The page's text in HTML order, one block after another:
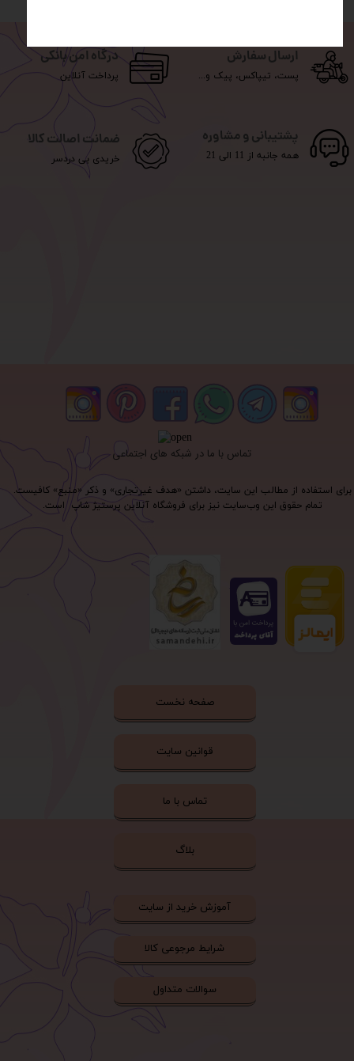
برای استفاده از مطالب این سایت، داشتن «هدف غیرتجاری» و ذکر «منبع» کافیست.
تمام حقوق اين وب‌سايت نیز برای فروشگاه آنلاین پرستیژ شاپ است.
ارسال سفارش
پست، تیپاکس، پیک و...
درگاه امن بانکی
پرداخت آنلاین
پشتیبانی و مشاوره
همه جانبه از 11 الی 21
ضمانت اصالت کالا
خریدی بی دردسر
تماس با ما در شبکه های اجتماعی
صفحه نخست
قوانین سایت
تماس با ما
بلاگ
آموزش خرید از سایت
شرایط مرجوعی کالا
سوالات متداول